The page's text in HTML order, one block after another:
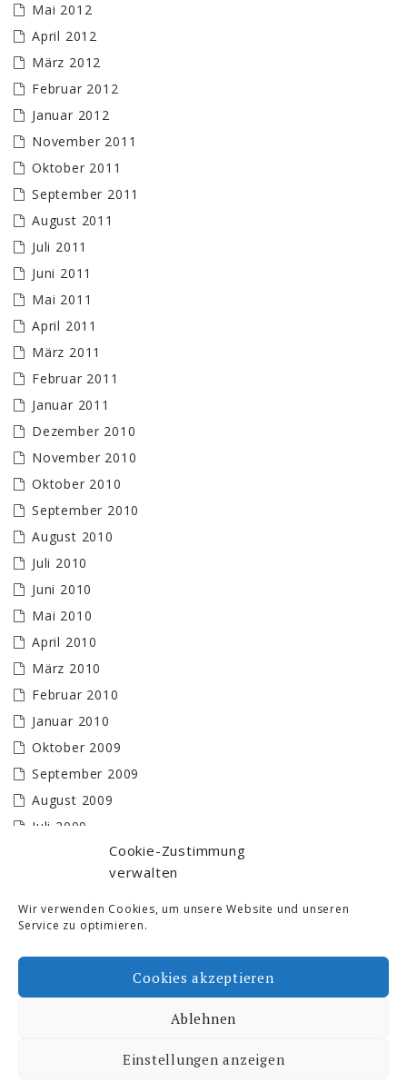
Cookie-Zustimmung
verwalten
Wir verwenden Cookies, um unsere Website und unseren
Service zu optimieren.
Cookies akzeptieren
Ablehnen
Einstellungen anzeigen
Mai 2012
April 2012
März 2012
Februar 2012
Januar 2012
November 2011
Oktober 2011
September 2011
August 2011
Juli 2011
Juni 2011
Mai 2011
April 2011
März 2011
Februar 2011
Januar 2011
Dezember 2010
November 2010
Oktober 2010
September 2010
August 2010
Juli 2010
Juni 2010
Mai 2010
April 2010
März 2010
Februar 2010
Januar 2010
Oktober 2009
September 2009
August 2009
Juli 2009
April 2009
März 2009
Februar 2009
Ski- und Freizeit © 2026. All Rights Reserved.
Proudly powered by WordPress |Theme by: